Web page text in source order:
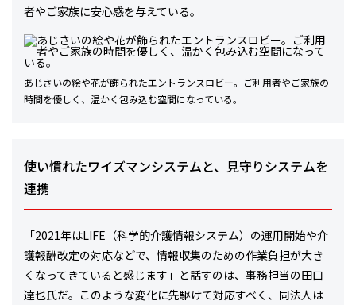
者やご家族に安心感を与えている。
あじさいの絵や花が飾られたエントランスロビー。ご利用者やご家族の
時間を優しく、温かく包み込む空間になっている。
使い慣れたワイズマンシステムと、見守りシステムを
連携
「2021年はLIFE（科学的介護情報システム）の運用開始や介
護報酬改定の対応などで、情報収集のための作業負担が大き
くなってきていると感じます」と話すのは、事務担当の田口
達也氏だ。このような変化に先駆けて対応すべく、同法人は